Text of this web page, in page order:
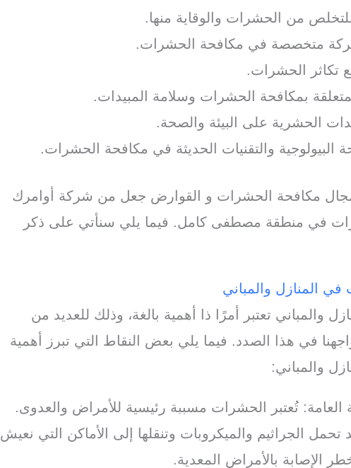
من الحشرات والوقاية منها.
بشركة متخصصة في مكافحة الحشرات.
تكاثر الحشرات.
المتعلقة بمكافحة الحشرات وسلامة المبيدات.
الحشرية على البيئة والصحة.
البيولوجية والتقنيات الحديثة في مكافحة الحشرات.
مجال مكافحة الحشرات و القوارض جعل من شركة أوامرك
في منطقة مصطفى كامل. فيما يلي سنأتي على ذكر
والمباني تعتبر أمرًا ذا أهمية بالغة، وذلك للعديد من
في هذا الصدد. فيما يلي بعض النقاط التي تبرز أهمية
والمباني:
تُعتبر الحشرات مسببة رئيسية للأمراض والعدوى.
الجراثيم والميكروبات وتنقلها إلى الأماكن التي نعيش
الإصابة بالأمراض المعدية.